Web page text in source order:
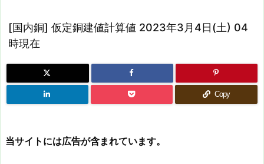
[国内銅] 仮定銅建値計算値 2023年3月4日(土) 04
時現在
Copy
当サイトには広告が含まれています。